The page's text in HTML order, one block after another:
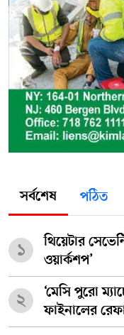
সর্বশেষ পঠিত
১
থিয়েটার
ওয়ার্কশপ’
২
‘মেসি পুরো
ফাইনালের